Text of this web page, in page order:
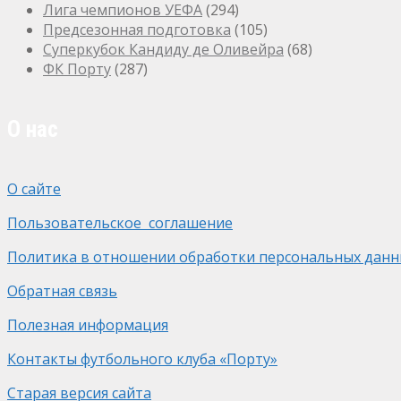
Лига чемпионов УЕФА(294)
Предсезонная подготовка (105)
Суперкубок Кандиду де Оливейра (68)
ФК Порту(287)
О сайте
Пользовательское соглашение
Политика в отношении обработки персональных
Обратная связь
Полезная информация
Контакты футбольного клуба «Порту»
Старая версия сайта